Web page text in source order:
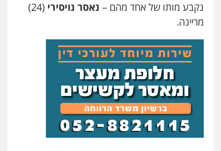
0542255161
גל דהן – משרד עורך דין פלילי
פלילי פשיעה חמורה סמים
וחקירות
0544723840
עו"ד ראוף נג'אר
פלילי עורכי דין לענייני אסירים מעצרים
נקבע מותו של אחד מהם – נאסר נויסירי
(24)
מריינה.